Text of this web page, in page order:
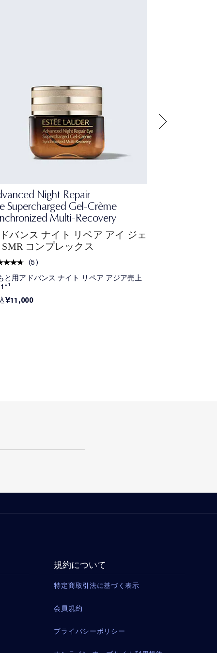
Night Repair
Supercharged Gel-Crème
Multi-Recovery
バンス ナイト リペア アイ ジェ
SMR コンプレックス
(5)
と用アドバンス ナイト リペア アジア売上
¥11,000
規約について
特定商取引法に基づく表示
会員規約
プライバシーポリシー